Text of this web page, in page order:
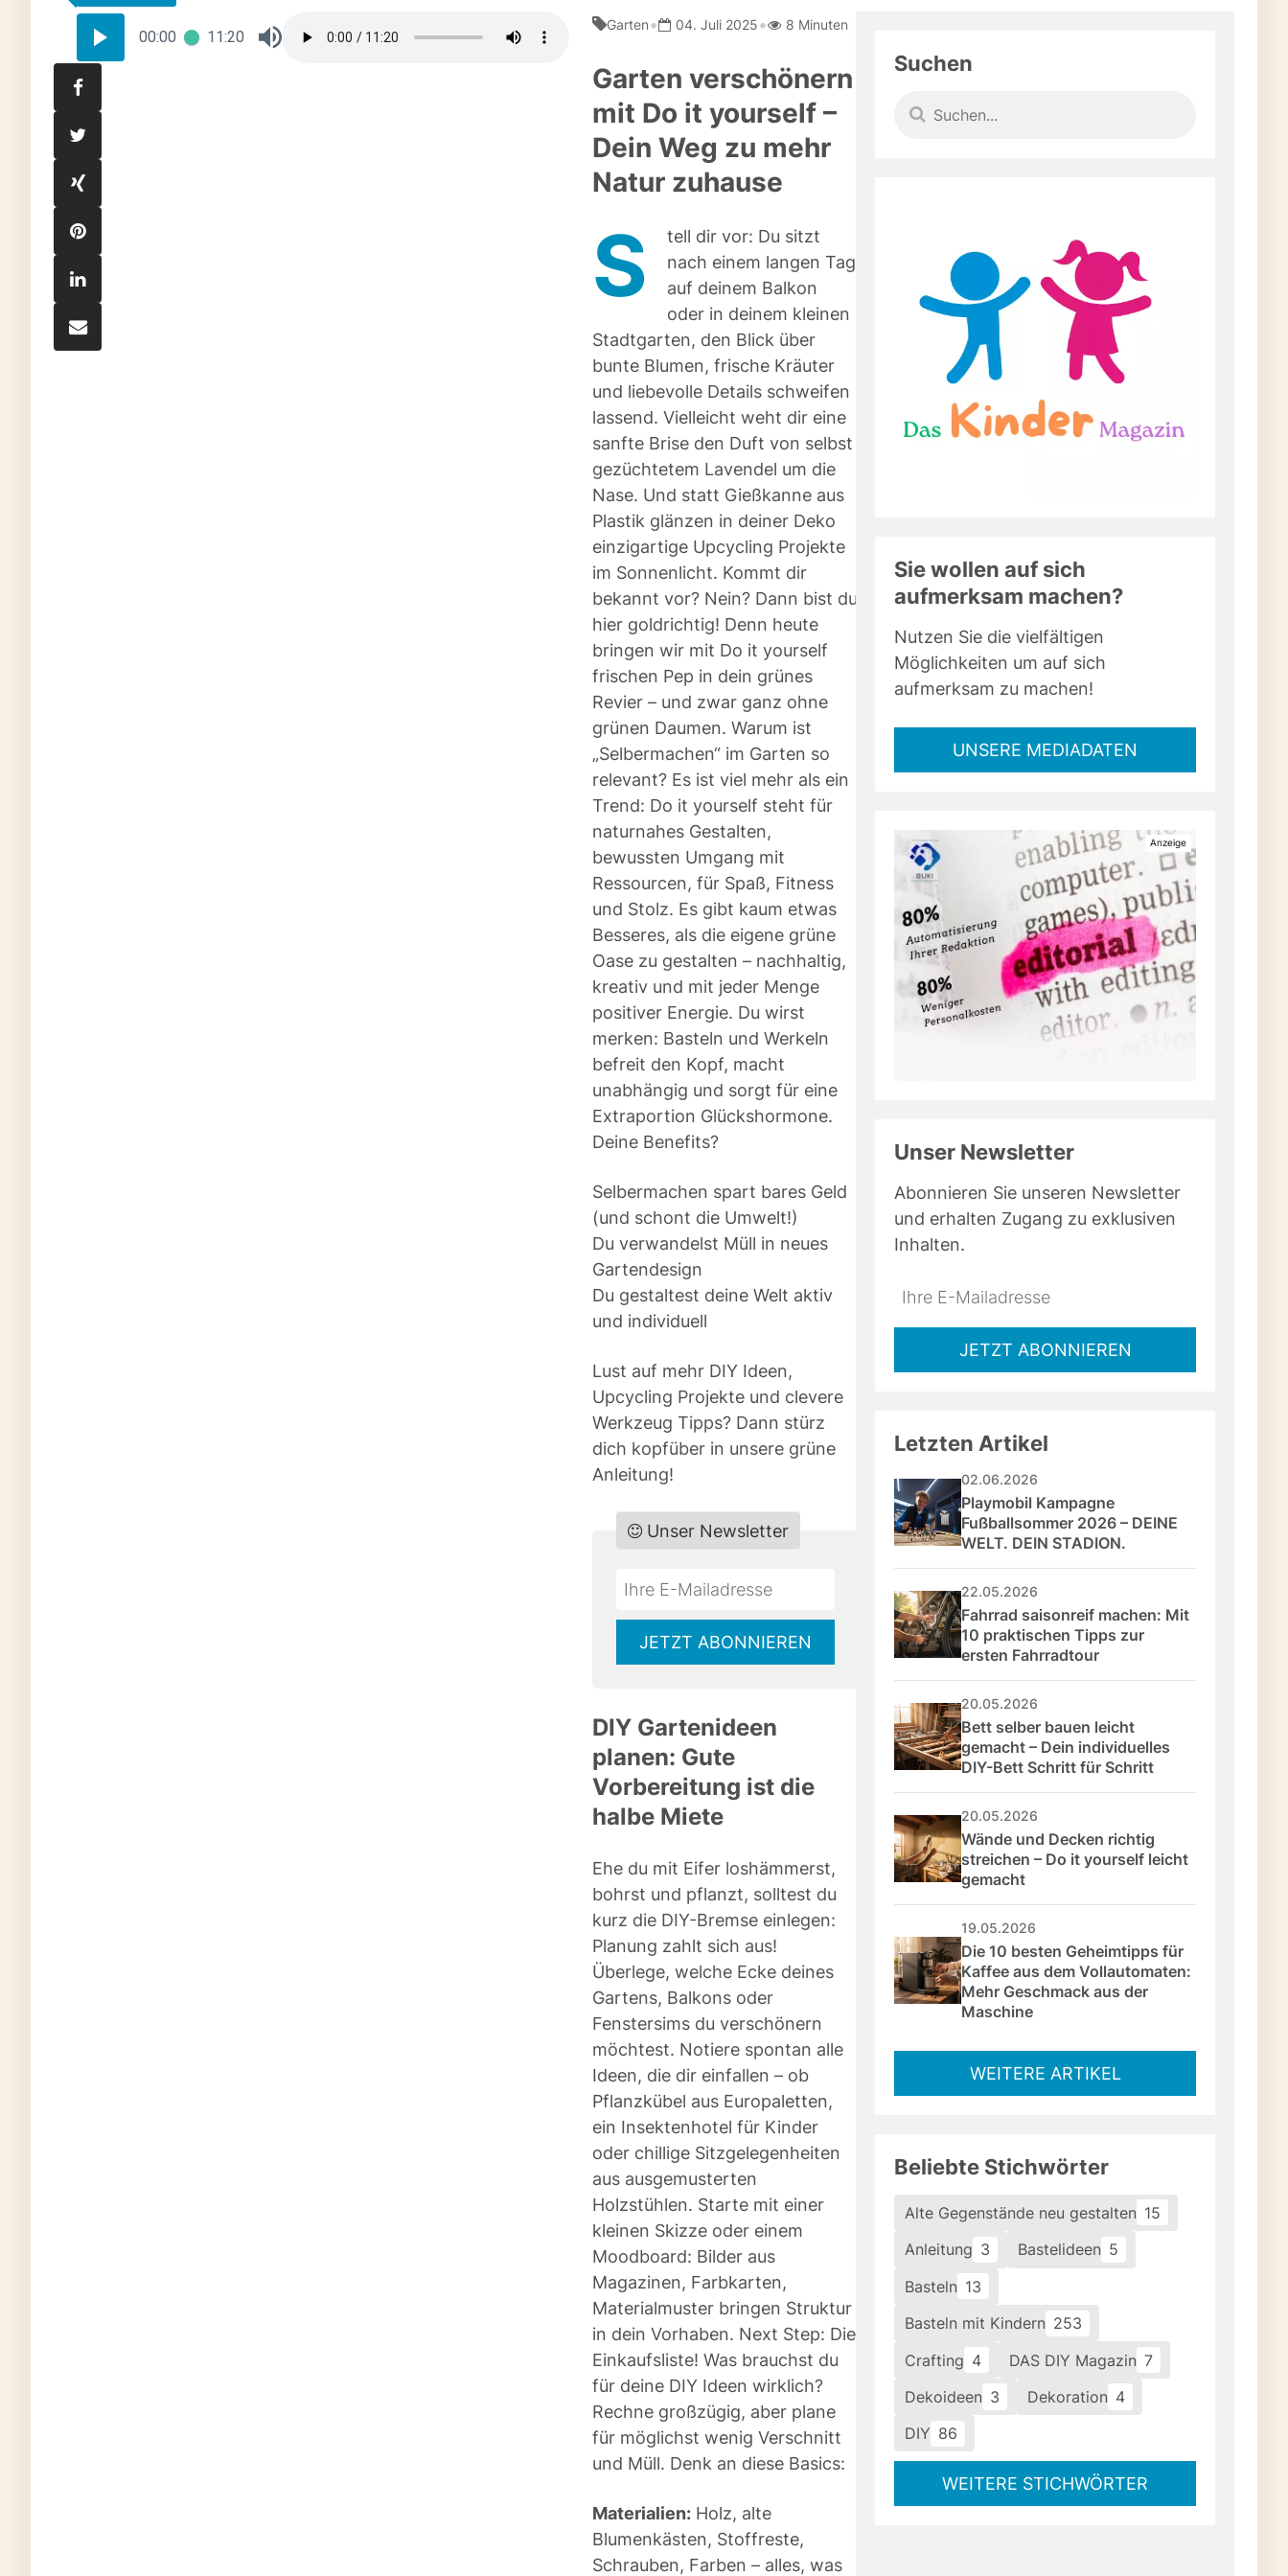
00:00 11:20
Garten• 04. Juli 2025• 8 Minuten
Garten verschönern
mit Do it yourself –
Dein Weg zu mehr
Natur zuhause
S
tell dir vor: Du sitzt
nach einem langen Tag
auf deinem Balkon
oder in deinem kleinen
Stadtgarten, den Blick über
bunte Blumen, frische Kräuter
und liebevolle Details schweifen
lassend. Vielleicht weht dir eine
sanfte Brise den Duft von selbst
gezüchtetem Lavendel um die
Nase. Und statt Gießkanne aus
Plastik glänzen in deiner Deko
einzigartige Upcycling Projekte
im Sonnenlicht. Kommt dir
bekannt vor? Nein? Dann bist du
hier goldrichtig! Denn heute
bringen wir mit Do it yourself
frischen Pep in dein grünes
Revier – und zwar ganz ohne
grünen Daumen. Warum ist
„Selbermachen“ im Garten so
relevant? Es ist viel mehr als ein
Trend: Do it yourself steht für
naturnahes Gestalten,
bewussten Umgang mit
Ressourcen, für Spaß, Fitness
und Stolz. Es gibt kaum etwas
Besseres, als die eigene grüne
Oase zu gestalten – nachhaltig,
kreativ und mit jeder Menge
positiver Energie. Du wirst
merken: Basteln und Werkeln
befreit den Kopf, macht
unabhängig und sorgt für eine
Extraportion Glückshormone.
Deine Benefits?
Selbermachen spart bares Geld
(und schont die Umwelt!)
Du verwandelst Müll in neues
Gartendesign
Du gestaltest deine Welt aktiv
und individuell
Lust auf mehr DIY Ideen,
Upcycling Projekte und clevere
Werkzeug Tipps? Dann stürz
dich kopfüber in unsere grüne
Anleitung!
Do
Unser Newsletter
*Ihre
Mailadresse:
JETZT ABONNIEREN
DIY Gartenideen
planen: Gute
Vorbereitung ist die
halbe Miete
Ehe du mit Eifer loshämmerst,
bohrst und pflanzt, solltest du
kurz die DIY-Bremse einlegen:
Planung zahlt sich aus!
Überlege, welche Ecke deines
Gartens, Balkons oder
Fenstersims du verschönern
möchtest. Notiere spontan alle
Ideen, die dir einfallen – ob
Pflanzkübel aus Europaletten,
ein Insektenhotel für Kinder
oder chillige Sitzgelegenheiten
aus ausgemusterten
Holzstühlen. Starte mit einer
kleinen Skizze oder einem
Moodboard: Bilder aus
Magazinen, Farbkarten,
Materialmuster bringen Struktur
in dein Vorhaben. Next Step: Die
Einkaufsliste! Was brauchst du
für deine DIY Ideen wirklich?
Rechne großzügig, aber plane
für möglichst wenig Verschnitt
und Müll. Denk an diese Basics:
Materialien: Holz, alte
Blumenkästen, Stoffreste,
Schrauben, Farben – alles, was
Suchen
Sie wollen auf sich
aufmerksam machen?
Nutzen Sie die vielfältigen
Möglichkeiten um auf sich
aufmerksam zu machen!
UNSERE MEDIADATEN
Unser Newsletter
Abonnieren Sie unseren Newsletter
und erhalten Zugang zu exklusiven
Inhalten.
Do
*Ihre
Mailadresse:JETZT ABONNIEREN
Letzten Artikel
02.06.2026
Playmobil Kampagne
Fußballsommer 2026 – DEINE
WELT. DEIN STADION.
22.05.2026
Fahrrad saisonreif machen: Mit
10 praktischen Tipps zur
ersten Fahrradtour
20.05.2026
Bett selber bauen leicht
gemacht – Dein individuelles
DIY-Bett Schritt für Schritt
20.05.2026
Wände und Decken richtig
streichen – Do it yourself leicht
gemacht
19.05.2026
Die 10 besten Geheimtipps für
Kaffee aus dem Vollautomaten:
Mehr Geschmack aus der
Maschine
WEITERE ARTIKEL
Beliebte Stichwörter
Alte Gegenstände neu gestalten 15
Anleitung 3 Bastelideen 5
Basteln 13
Basteln mit Kindern 253
Crafting 4 DAS DIY Magazin 7
Dekoideen 3 Dekoration 4
DIY 86
WEITERE STICHWÖRTER